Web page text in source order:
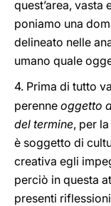
quest’area,
poniamo una
delineato nelle
umano quale
4. Prima di tutto
perenne oggetto
del termine, per
è soggetto di
creativa egli
perciò in questa
presenti